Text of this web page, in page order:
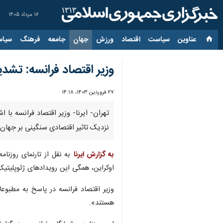
۱۶ مرداد ۱۴۰۵
عناوین‌ سیاست اقتصاد ورزش جهان جامعه فرهنگ
وزیر اقتصاد فرانسه:
۲۷ فروردین ۱۴۰۳، ۱۴:۱۸